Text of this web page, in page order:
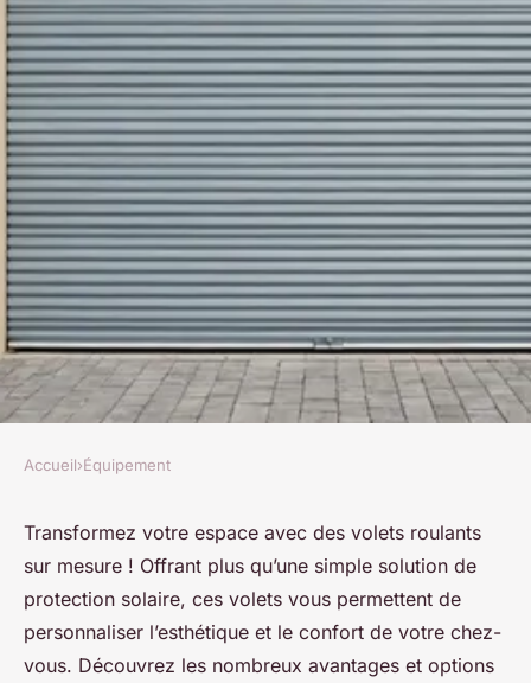
ÉQUIPEMENT
Volet roulant sur mesure :
personnalisez votre confort
maison
Louise •11 septembre 2024•8 min de lecture
Accueil›Équipement
Transformez votre espace avec des volets roulants
sur mesure ! Offrant plus qu’une simple solution de
protection solaire, ces volets vous permettent de
personnaliser l’esthétique et le confort de votre chez-
vous. Découvrez les nombreux avantages et options